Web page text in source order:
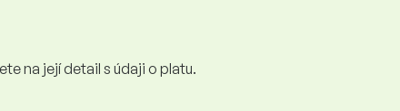
na její detail s údaji o platu.